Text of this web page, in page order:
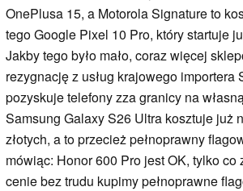
OnePlusa 15, a Motorola Signature to
tego Google Pixel 10 Pro, który startuje
Jakby tego było mało, coraz więcej
rezygnację z usług krajowego importera
pozyskuje telefony zza granicy na
Samsung Galaxy S26 Ultra kosztuje już
złotych, a to przecież pełnoprawny
mówiąc: Honor 600 Pro jest OK, tylko co
cenie bez trudu kupimy pełnoprawne